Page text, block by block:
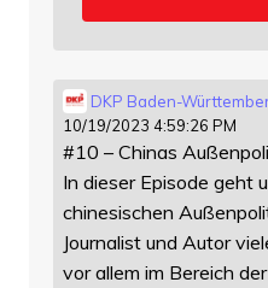
DKP Baden-
10/19/2023 4:59:26 PM
#10 – Chinas
In dieser Episode geht
chinesischen
Journalist und Autor
vor allem im Bereich